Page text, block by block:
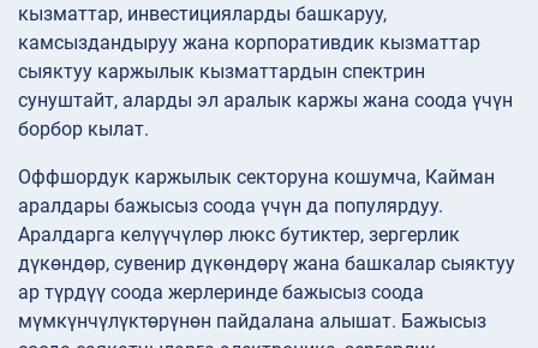
кызматтар, инвестицияларды башкаруу,
камсыздандыруу жана корпоративдик кызматтар
сыяктуу каржылык кызматтардын спектрин
сунуштайт, аларды эл аралык каржы жана соода үчүн
борбор кылат.
Оффшордук каржылык секторуна кошумча, Кайман
аралдары бажысыз соода үчүн да популярдуу.
Аралдарга келүүчүлөр люкс бутиктер, зергерлик
дүкөндөр, сувенир дүкөндөрү жана башкалар сыяктуу
ар түрдүү соода жерлеринде бажысыз соода
мүмкүнчүлүктөрүнөн пайдалана алышат. Бажысыз